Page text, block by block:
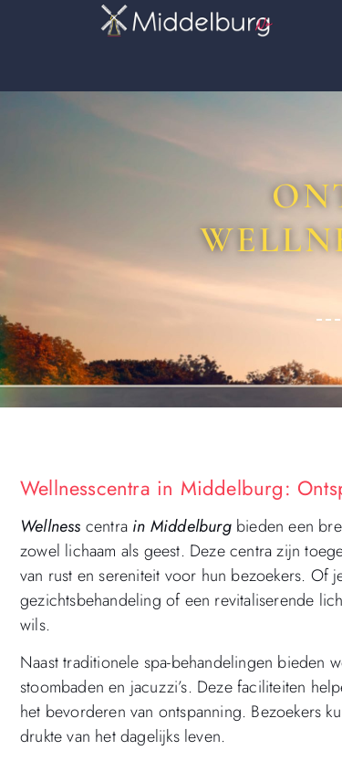
Wellnesscentra in Middelburg:
Wellness centra in Middelburgbieden een
zowel lichaam als geest. Deze centra zijn
van rust en sereniteit voor hun bezoekers. Of
gezichtsbehandeling of een revitaliserende
wils.
Naast traditionele spa-behandelingen bieden
stoombaden en jacuzzi’s. Deze faciliteiten
het bevorderen van ontspanning. Bezoekers
drukte van het dagelijks leven.